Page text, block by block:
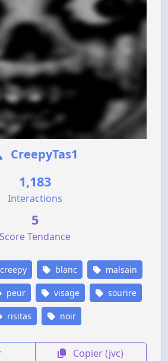
CreepyTas1
1,183
Interactions
5
Score Tendance
creepy blanc malsain
peur visage sourire
risitas noir
Copier (jvc)